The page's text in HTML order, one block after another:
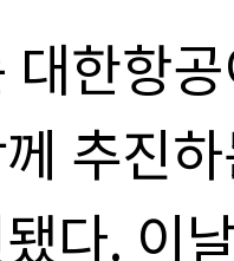
대한항
추진
다. 이